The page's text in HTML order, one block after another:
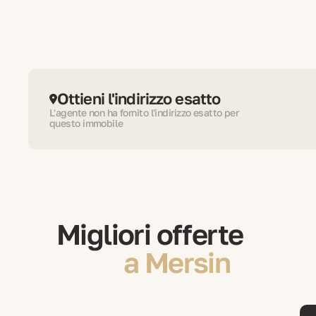
Ottieni l'indirizzo esatto
L'agente non ha fornito l'indirizzo esatto per
questo immobile
Migliori offerte
a Mersin